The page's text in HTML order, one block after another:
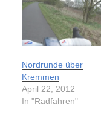
Nordrunde über
Kremmen
April 22, 2012
In "Radfahren"